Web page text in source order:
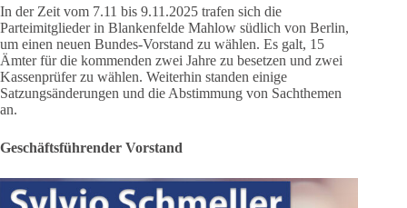
In der Zeit vom 7.11 bis 9.11.2025 trafen sich die
Parteimitglieder in Blankenfelde Mahlow südlich von Berlin,
um einen neuen Bundes-Vorstand zu wählen. Es galt, 15
Ämter für die kommenden zwei Jahre zu besetzen und zwei
Kassenprüfer zu wählen. Weiterhin standen einige
Satzungsänderungen und die Abstimmung von Sachthemen
an.
Geschäftsführender Vorstand